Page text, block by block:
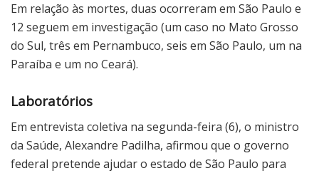
Em relação às mortes, duas ocorreram em São Paulo e
12 seguem em investigação (um caso no Mato Grosso
do Sul, três em Pernambuco, seis em São Paulo, um na
Paraíba e um no Ceará).
Laboratórios
Em entrevista coletiva na segunda-feira (6), o ministro
da Saúde, Alexandre Padilha, afirmou que o governo
federal pretende ajudar o estado de São Paulo para